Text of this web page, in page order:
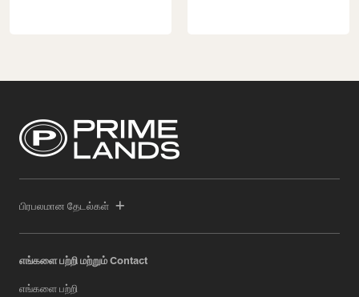
பிரபலமான தேடல்கள்
எங்களை பற்றி மற்றும் Contact
எங்களை பற்றி